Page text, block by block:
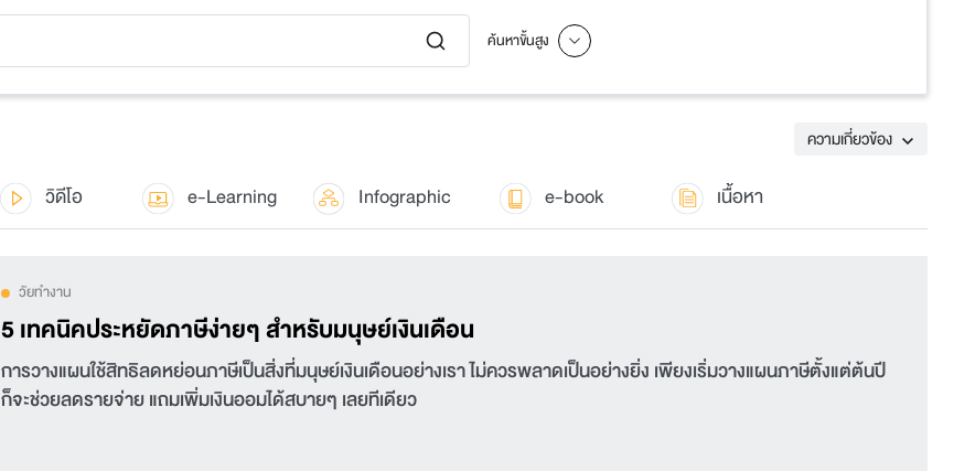
ค้นหาขั้นสูง
ความเกี่ยวข้อง
วิดีโอ e-Learning Infographic e-book เนื้อหา
วัยทำงาน
5 เทคนิคประหยัดภาษีง่ายๆ สำหรับมนุษย์เงินเดือน
การวางแผนใช้สิทธิลดหย่อนภาษีเป็นสิ่งที่มนุษย์เงินเดือนอย่างเรา ไม่ควรพลาดเป็นอย่างยิ่ง เพียงเริ่มวางแผนภาษีตั้งแต่ต้นปี
ก็จะช่วยลดรายจ่าย แถมเพิ่มเงินออมได้สบายๆ เลยทีเดียว